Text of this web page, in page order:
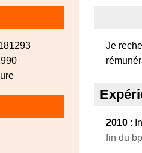
Je
2010 :
fin du